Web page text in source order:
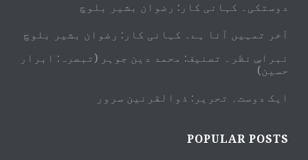
دوستکی۔ کہانی کار: رضوان بشیر بلوچ
آخر تمہیں آنا ہے۔ کہانی کار: رضوان بشیر بلوچ
نبراسِ نظر۔ تصنیف: محمد دین جوہر (تبصرہ: ابرار
حسین)
ایک دوست۔ تحریر: ذوالقرنین سرور
POPULAR POSTS